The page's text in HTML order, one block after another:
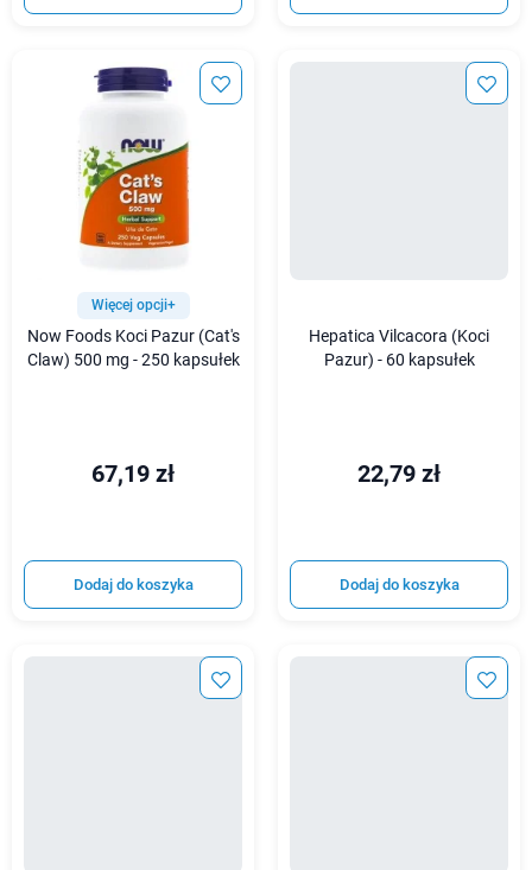
Więcej opcji+
Now Foods Koci Pazur (Cat's
Claw) 500 mg - 250 kapsułek
67,19 zł
Dodaj do koszyka
Hepatica Vilcacora (Koci
Pazur) - 60 kapsułek
22,79 zł
Dodaj do koszyka